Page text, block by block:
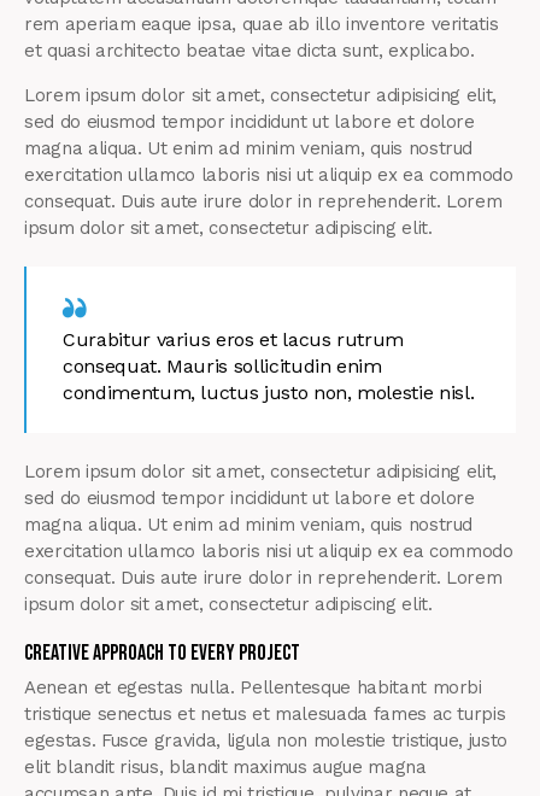
rem aperiam eaque ipsa, quae ab illo inventore veritatis
et quasi architecto beatae vitae dicta sunt, explicabo.
Lorem ipsum dolor sit amet, consectetur adipisicing elit,
sed do eiusmod tempor incididunt ut labore et dolore
magna aliqua. Ut enim ad minim veniam, quis nostrud
exercitation ullamco laboris nisi ut aliquip ex ea commodo
consequat. Duis aute irure dolor in reprehenderit. Lorem
ipsum dolor sit amet, consectetur adipiscing elit.
Curabitur varius eros et lacus rutrum
consequat. Mauris sollicitudin enim
condimentum, luctus justo non, molestie nisl.
Lorem ipsum dolor sit amet, consectetur adipisicing elit,
sed do eiusmod tempor incididunt ut labore et dolore
magna aliqua. Ut enim ad minim veniam, quis nostrud
exercitation ullamco laboris nisi ut aliquip ex ea commodo
consequat. Duis aute irure dolor in reprehenderit. Lorem
ipsum dolor sit amet, consectetur adipiscing elit.
Creative approach to every project
Aenean et egestas nulla. Pellentesque habitant morbi
tristique senectus et netus et malesuada fames ac turpis
egestas. Fusce gravida, ligula non molestie tristique, justo
elit blandit risus, blandit maximus augue magna